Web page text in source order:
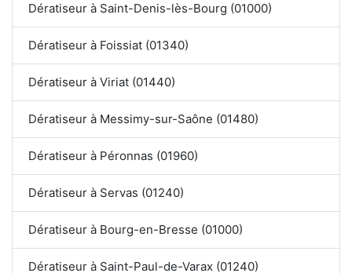
Dératiseur à Saint-Denis-lès-Bourg (01000)
Dératiseur à Foissiat (01340)
Dératiseur à Viriat (01440)
Dératiseur à Messimy-sur-Saône (01480)
Dératiseur à Péronnas (01960)
Dératiseur à Servas (01240)
Dératiseur à Bourg-en-Bresse (01000)
Dératiseur à Saint-Paul-de-Varax (01240)